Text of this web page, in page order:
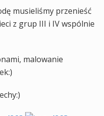
musieliśmy przenieść
z grup III i IV wspólnie
malowanie